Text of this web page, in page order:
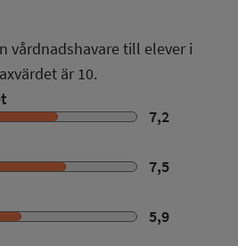
vårdnadshavare till elever i
är 10.
7,2
7,5
5,9